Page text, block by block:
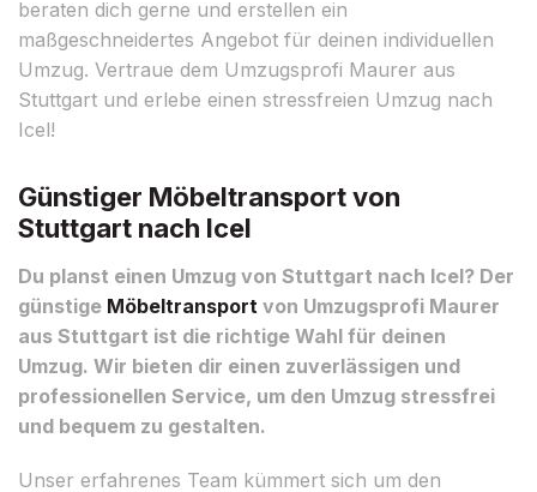
beraten dich gerne und erstellen ein
maßgeschneidertes Angebot für deinen individuellen
Umzug. Vertraue dem Umzugsprofi Maurer aus
Stuttgart und erlebe einen stressfreien Umzug nach
Icel!
Günstiger Möbeltransport von
Stuttgart nach Icel
Du planst einen Umzug von Stuttgart nach Icel? Der
günstige Möbeltransport von Umzugsprofi Maurer
aus Stuttgart ist die richtige Wahl für deinen
Umzug. Wir bieten dir einen zuverlässigen und
professionellen Service, um den Umzug stressfrei
und bequem zu gestalten.
Unser erfahrenes Team kümmert sich um den